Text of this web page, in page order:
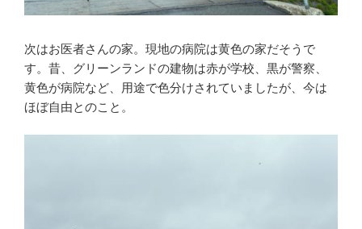
次はお医者さんの家。現地の病院は黄色の家だそうで
す。昔、グリーンランドの建物は赤が学校、黒が警察、
黄色が病院など、用途で色分けされていましたが、今は
ほぼ自由とのこと。